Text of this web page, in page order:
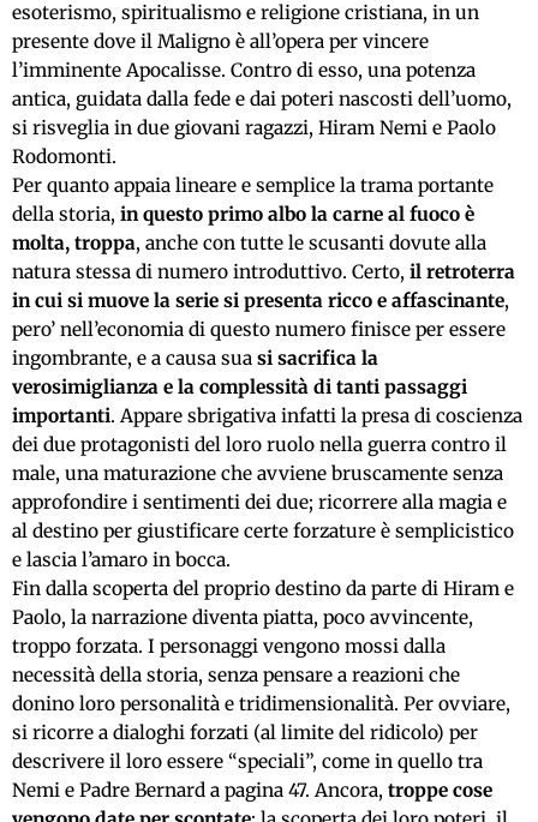
esoterismo, spiritualismo e religione cristiana, in un
presente dove il Maligno è all’opera per vincere
l’imminente Apocalisse. Contro di esso, una potenza
antica, guidata dalla fede e dai poteri nascosti dell’uomo,
si risveglia in due giovani ragazzi, Hiram Nemi e Paolo
Rodomonti.
Per quanto appaia lineare e semplice la trama portante
della storia, in questo primo albo la carne al fuoco è
molta, troppa, anche con tutte le scusanti dovute alla
natura stessa di numero introduttivo. Certo, il retroterra
in cui si muove la serie si presenta ricco e affascinante,
pero’ nell’economia di questo numero finisce per essere
ingombrante, e a causa sua si sacrifica la
verosimiglianza e la complessità di tanti passaggi
importanti. Appare sbrigativa infatti la presa di coscienza
dei due protagonisti del loro ruolo nella guerra contro il
male, una maturazione che avviene bruscamente senza
approfondire i sentimenti dei due; ricorrere alla magia e
al destino per giustificare certe forzature è semplicistico
e lascia l’amaro in bocca.
Fin dalla scoperta del proprio destino da parte di Hiram e
Paolo, la narrazione diventa piatta, poco avvincente,
troppo forzata. I personaggi vengono mossi dalla
necessità della storia, senza pensare a reazioni che
donino loro personalità e tridimensionalità. Per ovviare,
si ricorre a dialoghi forzati (al limite del ridicolo) per
descrivere il loro essere “speciali”, come in quello tra
Nemi e Padre Bernard a pagina 47. Ancora, troppe cose